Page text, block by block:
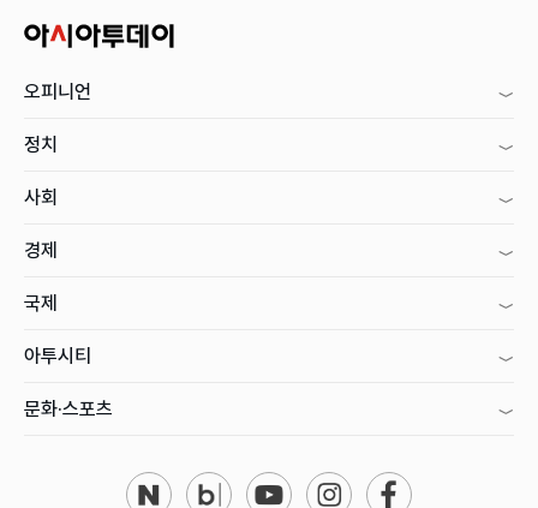
오피니언
정치
사회
경제
국제
아투시티
문화·스포츠